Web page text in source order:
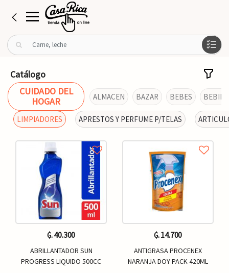
B
u
r
p
Catálogo
CUIDADO DEL
HOGAR
ALMACEN BAZAR BEBES
LIMPIADORES APRESTOS Y PERFUME P/TELAS
₲. 40.300
ABRILLANTADOR SUN
PROGRESS LIQUIDO 500CC
₲. 14.700
ANTIGRASA PROCENEX
NARANJA DOY PACK 420ML